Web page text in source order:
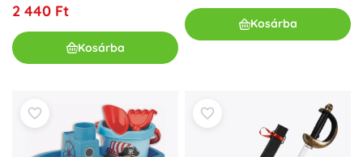
2 440 Ft
Kosárba
Kosárba